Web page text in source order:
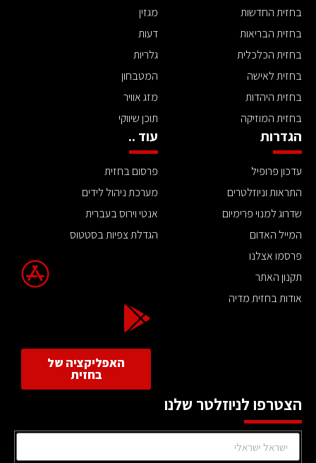
בחזית החדשות
בחזית הבריאות
בחזית הכלכלית
בחזית לאישה
בחזית היהדות
בחזית המוזיקה
מגזין
דעות
גלריות
המטבחון
מזג אוויר
תוכן שיווקי
הגדרות
עדכון פרופיל
התראות וניוזלטרים
שדרוג למנוי פרימיום
המייל האדום
פרסמו אצלנו
תקנון האתר
אודות בחזית מדיה
עוד ..
פרסום בחזית
מערכת ניהול לידים
אנטי וירוס בעברית
הגדלת צפיות בסטטוס
האפליקציה של
בחזית
הצטרפו לניוזלטר שלנו